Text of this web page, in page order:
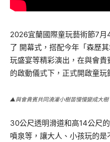
2026宜蘭國際童玩藝術節7
了 開幕式，搭配今年「森歷
玩盛宴等精彩演出，在與會
的啟動儀式下，正式開啟童玩
▲與會貴賓共同澆灌小樹苗慢慢變成大
30公尺透明滑道和高14公尺
噴泉等，讓大人、小孩玩的